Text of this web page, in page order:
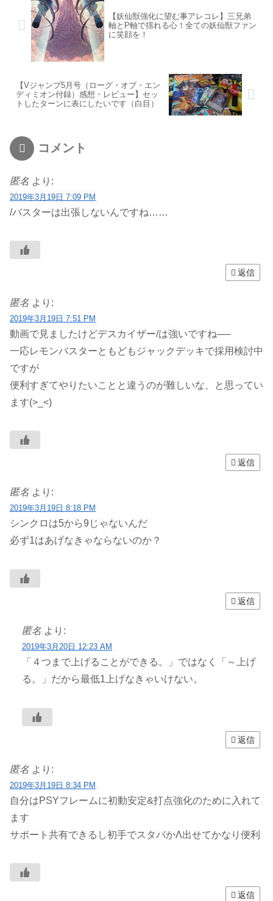
【妖仙獣強化に望む事アレコレ】三兄弟
軸とP軸で揺れる心！全ての妖仙獣ファン
に笑顔を！
【Vジャンプ5月号（ローグ・オブ・エン
ディミオン付録）感想・レビュー】セッ
トしたターンに表にしたいです（白目）
コメント
匿名 より:
2019年3月19日 7:09 PM
/バスターは出張しないんですね……
返信
匿名 より:
2019年3月19日 7:51 PM
動画で見ましたけどデスカイザー/は強いですね──
一応レモンバスターともどもジャックデッキで採用検討中
ですが
便利すぎてやりたいことと違うのが難しいな、と思ってい
ます(>_<)
返信
匿名 より:
2019年3月19日 8:18 PM
シンクロは5から9じゃないんだ
必ず1はあげなきゃならないのか？
返信
匿名 より:
2019年3月20日 12:23 AM
「４つまで上げることができる。」ではなく「～上げ
る。」だから最低1上げなきゃいけない。
返信
匿名 より:
2019年3月19日 8:34 PM
自分はPSYフレームに初動安定&打点強化のために入れて
ます
サポート共有できるし初手でスタバかΛ出せてかなり便利
返信